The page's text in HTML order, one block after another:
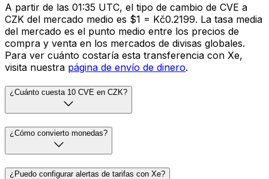
A partir de las 01:35 UTC, el tipo de cambio de CVE a
CZK del mercado medio es $1 = Kč0.2199. La tasa media
del mercado es el punto medio entre los precios de
compra y venta en los mercados de divisas globales.
Para ver cuánto costaría esta transferencia con Xe,
visita nuestra página de envío de dinero.
¿Cuánto cuesta 10 CVE en CZK?
¿Cómo convierto monedas?
¿Puedo configurar alertas de tarifas con Xe?